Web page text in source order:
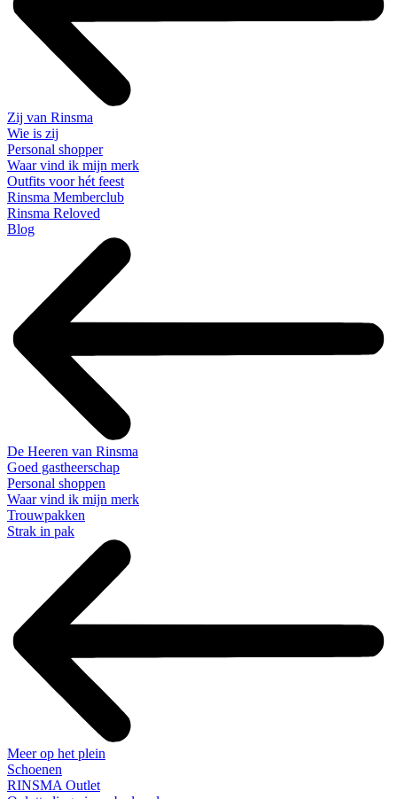
Zij van Rinsma
Wie is zij
Personal shopper
Waar vind ik mijn merk
Outfits voor hét feest
Rinsma Memberclub
Rinsma Reloved
Blog
De Heeren van Rinsma
Goed gastheerschap
Personal shoppen
Waar vind ik mijn merk
Trouwpakken
Strak in pak
Meer op het plein
Schoenen
RINSMA Outlet